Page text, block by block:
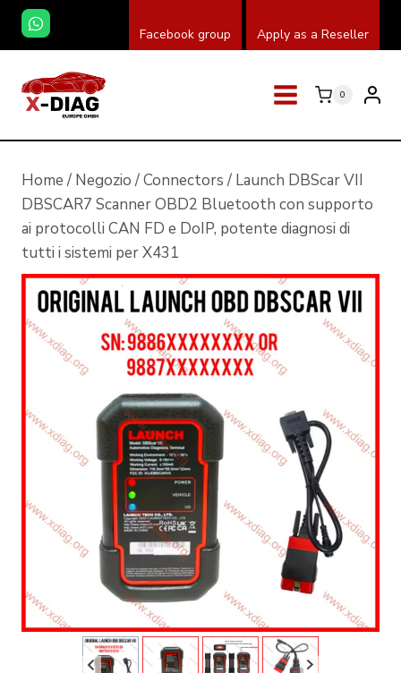
Salta
contenuto
Facebook group Apply as a Reseller
0
Home / Negozio /Connectors / Launch DBScar VII
DBSCAR7 Scanner OBD2 Bluetooth con supporto
ai protocolli CAN FD e DoIP, potente diagnosi di
tutti i sistemi per X431